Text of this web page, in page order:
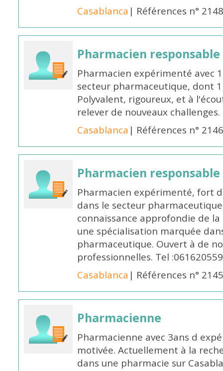
Casablanca | Références n°
Pharmacien responsable
Pharmacien expérimenté avec
secteur pharmaceutique, dont
Polyvalent, rigoureux, et à
relever de nouveaux
Casablanca | Références n°
Pharmacien responsable
Pharmacien expérimenté, fort
dans le secteur
connaissance approfondie de
une spécialisation marquée
pharmaceutique. Ouvert à de
professionnelles. Tel
Casablanca | Références n°
Pharmacienne
Pharmacienne avec 3ans d
motivée. Actuellement à la
dans une pharmacie sur